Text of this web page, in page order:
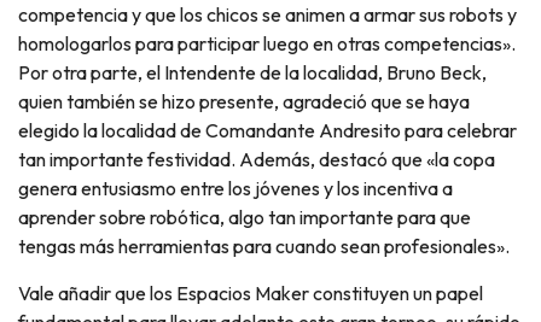
competencia y que los chicos se animen a armar sus robots y
homologarlos para participar luego en otras competencias».
Por otra parte, el Intendente de la localidad, Bruno Beck,
quien también se hizo presente, agradeció que se haya
elegido la localidad de Comandante Andresito para celebrar
tan importante festividad. Además, destacó que «la copa
genera entusiasmo entre los jóvenes y los incentiva a
aprender sobre robótica, algo tan importante para que
tengas más herramientas para cuando sean profesionales».
Vale añadir que los Espacios Maker constituyen un papel